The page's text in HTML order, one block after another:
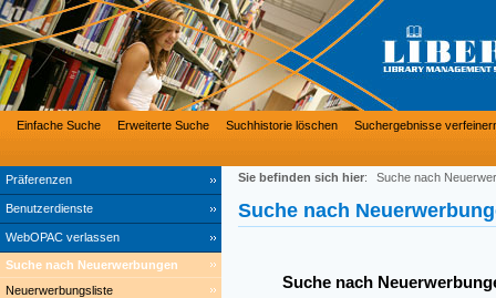
Präferenzen
Benutzerdienste
WebOPAC verlassen
Einfache Suche Erweiterte Suche Suchhistorie löschen Suchergebnisse
Suche nach Neuerwerbungen
Neuerwerbungsliste
Sie befinden sich hier: Suche nach
Suche nach
Suche nach